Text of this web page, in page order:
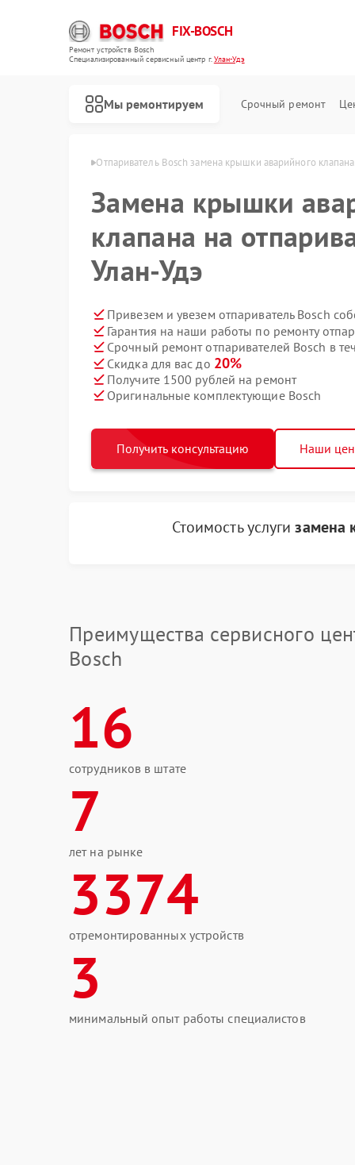
FIX-BOSCH
Ремонт устройств Bosch
Специализированный cервисный центр г.Улан-Удэ
Мы ремонтируем Срочный ремонт
Bosch в Улан-Удэ Отпариватель Bosch замена крышки аварийного клапана
Замена крышки
клапана на
Улан-Удэ
Привезем и увезем отпариватель Bosch
Гарантия на наши работы по ремонту
Срочный ремонт отпаривателей Bosch в
Скидка для вас до 20%
Получите 1500 рублей на ремонт
Оригинальные комплектующие Bosch
Получить консультацию Наши
Стоимость услугизамена
Преимущества сервисного
Bosch
16
сотрудников в штате
7
лет на рынке
3374
отремонтированных устройств
3
минимальный опыт работы специалистов